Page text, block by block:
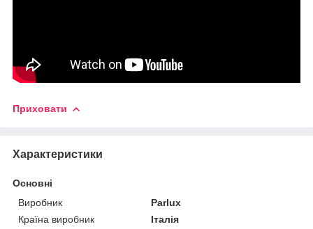
Приховати
Характеристики
Основні
Виробник
Parlux
Країна виробник
Італія